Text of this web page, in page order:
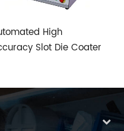
High
Slot Die Coater